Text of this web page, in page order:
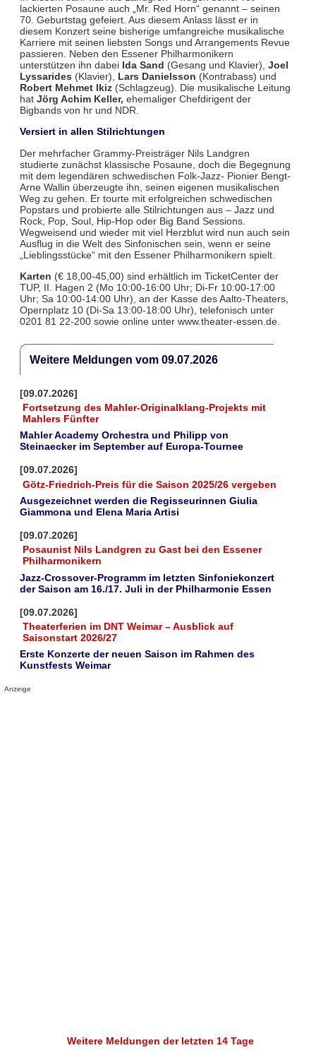
lackierten Posaune auch „Mr. Red Horn“ genannt – seinen
70. Geburtstag gefeiert. Aus diesem Anlass lässt er in
diesem Konzert seine bisherige umfangreiche musikalische
Karriere mit seinen liebsten Songs und Arrangements Revue
passieren. Neben den Essener Philharmonikern
unterstützen ihn dabei Ida Sand (Gesang und Klavier), Joel
Lyssarides (Klavier), Lars Danielsson (Kontrabass) und
Robert Mehmet Ikiz(Schlagzeug). Die musikalische Leitung
hat Jörg Achim Keller, ehemaliger Chefdirigent der
Bigbands von hr und NDR.
Versiert in allen Stilrichtungen
Der mehrfacher Grammy-Preisträger Nils Landgren
studierte zunächst klassische Posaune, doch die Begegnung
mit dem legendären schwedischen Folk-Jazz- Pionier Bengt-
Arne Wallin überzeugte ihn, seinen eigenen musikalischen
Weg zu gehen. Er tourte mit erfolgreichen schwedischen
Popstars und probierte alle Stilrichtungen aus – Jazz und
Rock, Pop, Soul, Hip-Hop oder Big Band Sessions.
Wegweisend und wieder mit viel Herzblut wird nun auch sein
Ausflug in die Welt des Sinfonischen sein, wenn er seine
„Lieblingsstücke“ mit den Essener Philharmonikern spielt.
Karten (€ 18,00-45,00) sind erhältlich im TicketCenter der
TUP, II. Hagen 2 (Mo 10:00-16:00 Uhr; Di-Fr 10:00-17:00
Uhr; Sa 10:00-14:00 Uhr), an der Kasse des Aalto-Theaters,
Opernplatz 10 (Di-Sa 13:00-18:00 Uhr), telefonisch unter
0201 81 22-200 sowie online unter www.theater-essen.de.
Weitere Meldungen vom 09.07.2026
[09.07.2026]
Fortsetzung des Mahler-Originalklang-Projekts mit
Mahlers Fünfter
Mahler Academy Orchestra und Philipp von
Steinaecker im September auf Europa-Tournee
[09.07.2026]
Götz-Friedrich-Preis für die Saison 2025/26 vergeben
Ausgezeichnet werden die Regisseurinnen Giulia
Giammona und Elena Maria Artisi
[09.07.2026]
Posaunist Nils Landgren zu Gast bei den Essener
Philharmonikern
Jazz-Crossover-Programm im letzten Sinfoniekonzert
der Saison am 16./17. Juli in der Philharmonie Essen
[09.07.2026]
Theaterferien im DNT Weimar – Ausblick auf
Saisonstart 2026/27
Erste Konzerte der neuen Saison im Rahmen des
Kunstfests Weimar
Anzeige
Weitere Meldungen der letzten 14 Tage